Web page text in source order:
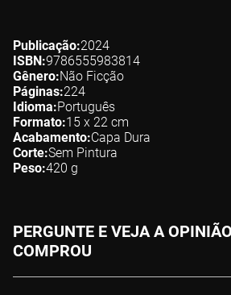
Publicação 2024
ISBN 9786555983814
Gênero Não Ficção
Páginas 224
Idioma Português
Formato 15 x 22 cm
Acabamento Capa Dura
Corte Sem Pintura
Peso 420 g
PERGUNTE E VEJA A
COMPROU